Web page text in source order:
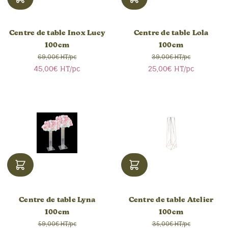
Centre de table Inox Lucy
100cm
69,00€ HT/pc
45,00€ HT/pc
Centre de table Lola
100cm
39,00€ HT/pc
25,00€ HT/pc
Centre de table Lyna
100cm
59,00€ HT/pc
Centre de table Atelier
100cm
35,00€ HT/pc